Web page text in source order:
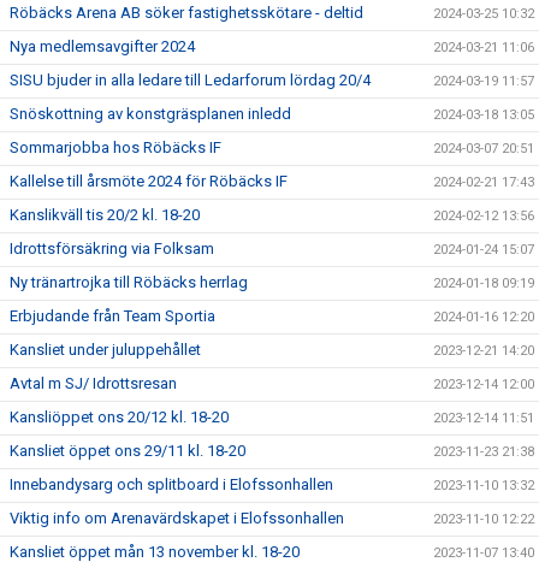
Röbäcks Arena AB söker fastighetsskötare - deltid 2024-03-25 10:32
Nya medlemsavgifter 2024 2024-03-21 11:06
SISU bjuder in alla ledare till Ledarforum lördag 20/4 2024-03-19 11:57
Snöskottning av konstgräsplanen inledd 2024-03-18 13:05
Sommarjobba hos Röbäcks IF 2024-03-07 20:51
Kallelse till årsmöte 2024 för Röbäcks IF 2024-02-21 17:43
Kanslikväll tis 20/2 kl. 18-20 2024-02-12 13:56
Idrottsförsäkring via Folksam 2024-01-24 15:07
Ny tränartrojka till Röbäcks herrlag 2024-01-18 09:19
Erbjudande från Team Sportia 2024-01-16 12:20
Kansliet under juluppehållet 2023-12-21 14:20
Avtal m SJ/ Idrottsresan 2023-12-14 12:00
Kansliöppet ons 20/12 kl. 18-20 2023-12-14 11:51
Kansliet öppet ons 29/11 kl. 18-20 2023-11-23 21:38
Innebandysarg och splitboard i Elofssonhallen 2023-11-10 13:32
Viktig info om Arenavärdskapet i Elofssonhallen 2023-11-10 12:22
Kansliet öppet mån 13 november kl. 18-20 2023-11-07 13:40